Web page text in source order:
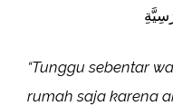
“Tunggu sebentar
rumah saja karena